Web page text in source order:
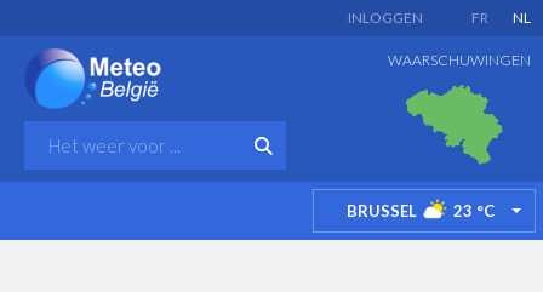
FR NL
INLOGGEN
WAARSCHUWINGEN
BRUSSEL 23 °C